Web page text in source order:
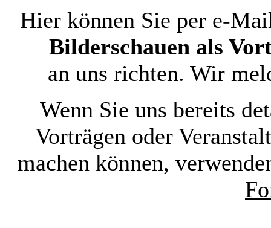
Hier können Sie per e-
Bilderschauen als
an uns richten. Wir
Wenn Sie uns bereits
Vorträgen oder
machen können,